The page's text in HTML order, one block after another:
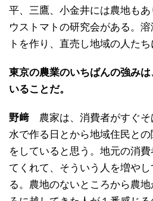
平、三鷹、小金井には農地も
ウストマトの研究会がある。
トを作り、直売し地域の人たち
東京の農業のいちばんの強み
いることだ。
野﨑 農家は、消費者がすぐそ
水で作る日とから地域住民と
をしていると思う。地元の消
てくれて、そういう人を増や
る。農地のないところから農